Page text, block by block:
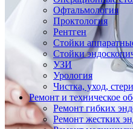
Офтальмология
Проктология
Рентген
Стойки
Стойки
УЗИ
Урология
Чистка, уход,
Ремонт и техническое
Ремонт гибких
Ремонт жестких